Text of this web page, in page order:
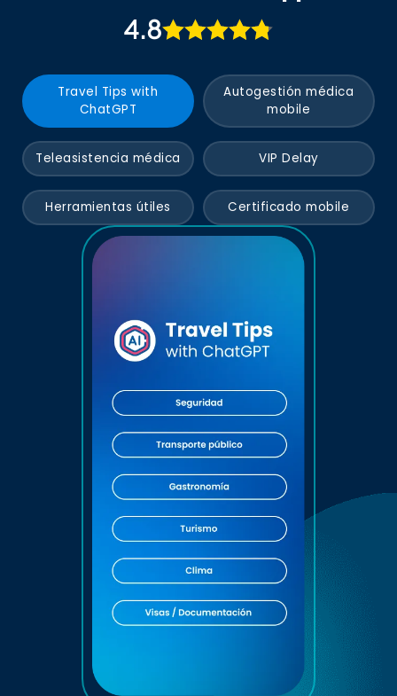
4.8
Travel Tips with
ChatGPT
Autogestión médica
mobile
Teleasistencia médica VIP Delay
Herramientas útiles Certificado mobile